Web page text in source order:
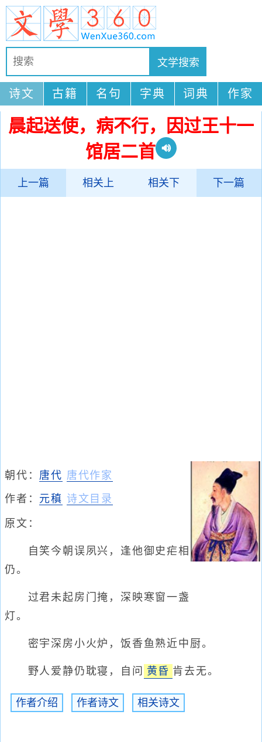
诗文 古籍 名句 字典 词典 作家
晨起送使，病不行，因过王十一
馆居二首
上一篇 相关上 相关下 下一篇
朝代： 唐代 唐代作家
作者： 元稹 诗文目录
原文：
自笑今朝误夙兴，逢他御史疟相
仍。
过君未起房门掩，深映寒窗一盏
灯。
密宇深房小火炉，饭香鱼熟近中厨。
野人爱静仍耽寝，自问 黄昏 肯去无。
作者介绍 作者诗文 相关诗文